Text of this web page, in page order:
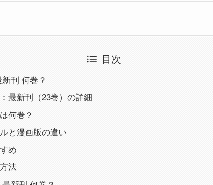
目次
刊 何巻？
最新刊（23巻）の詳細
何巻？
と漫画版の違い
め
法